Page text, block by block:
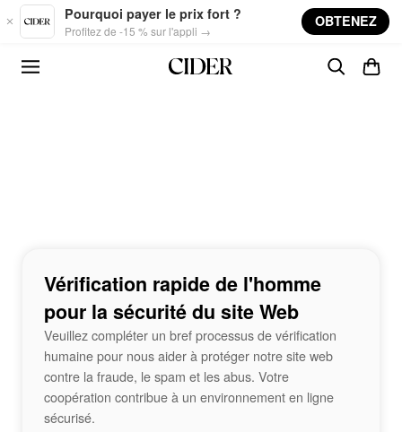
Skip to main content
Pourquoi payer le prix fort ?
Profitez de -15 % sur l'appli →
OBTENEZ
Vérification rapide de l'homme
pour la sécurité du site Web
Veuillez compléter un bref processus de vérification
humaine pour nous aider à protéger notre site web
contre la fraude, le spam et les abus. Votre
coopération contribue à un environnement en ligne
sécurisé.